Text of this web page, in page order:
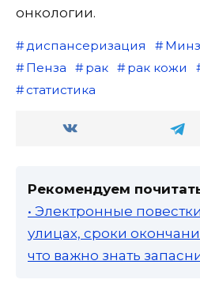
онкологии.
диспансеризация
Пенза
рак рак кожи
статистика
Рекомендуем
• Электронные
улицах, сроки
что важно знать